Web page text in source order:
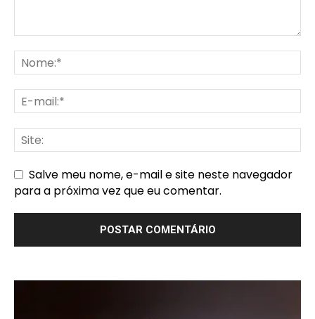
Salve meu nome, e-mail e site neste navegador
para a próxima vez que eu comentar.